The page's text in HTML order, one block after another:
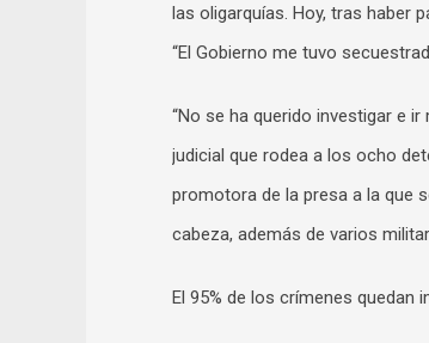
las oligarquías. Hoy, tras haber
“El Gobierno me tuvo
“No se ha querido investigar e
judicial que rodea a los ocho
promotora de la presa a la que
cabeza, además de varios
El 95% de los crímenes quedan